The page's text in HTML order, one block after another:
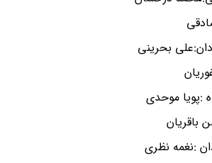
بحرینی
:پویا موحدی
باقریان
:نغمه نظری